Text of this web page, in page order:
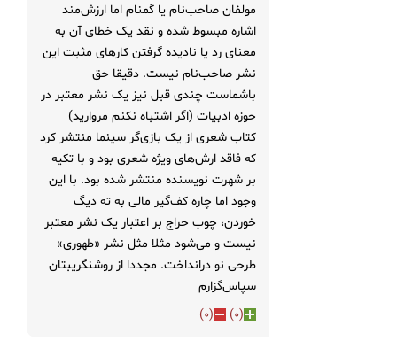
مولفان صاحب‌نام یا گمنام اما ارزش‌مند
اشاره مبسوط شده و نقد یک خطای آن به
معنای رد یا نادیده گرفتن کارهای مثبت این
نشر صاحب‌نام نیست. دقیقا حق
باشماست چندی قبل نیز یک نشر معتبر در
حوزه ادبیات (اگر اشتباه نکنم مروارید)
کتاب شعری از یک بازی‌گر سینما منتشر کرد
که فاقد ارش‌های ویژه شعری بود و با تکیه
بر شهرت نویسنده منتشر شده بود. با این
وجود اما چاره کف‌گیر مالی به ته دیگ
خوردن، چوب حراج بر اعتبار یک نشر معتبر
نیست و می‌شود مثلا مثل نشر «طهوری»
طرحی نو درانداخت. مجددا از روشنگریبتان
سپاس‌گزارم
(
0
)
(
0
)